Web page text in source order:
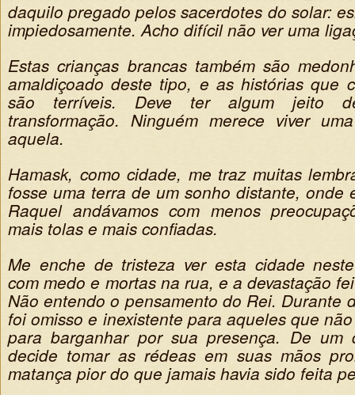
daquilo pregado pelos sacerdotes do solar:
impiedosamente. Acho difícil não ver uma
Estas crianças brancas também são
amaldiçoado deste tipo, e as histórias que
são terríveis. Deve ter algum jeito
transformação. Ninguém merece viver
aquela.
Hamask, como cidade, me traz muitas
fosse uma terra de um sonho distante, onde
Raquel andávamos com menos
mais tolas e mais confiadas.
Me enche de tristeza ver esta cidade
com medo e mortas na rua, e a devastação
Não entendo o pensamento do Rei. Durante
foi omisso e inexistente para aqueles que
para barganhar por sua presença. De
decide tomar as rédeas em suas mãos
matança pior do que jamais havia sido feita